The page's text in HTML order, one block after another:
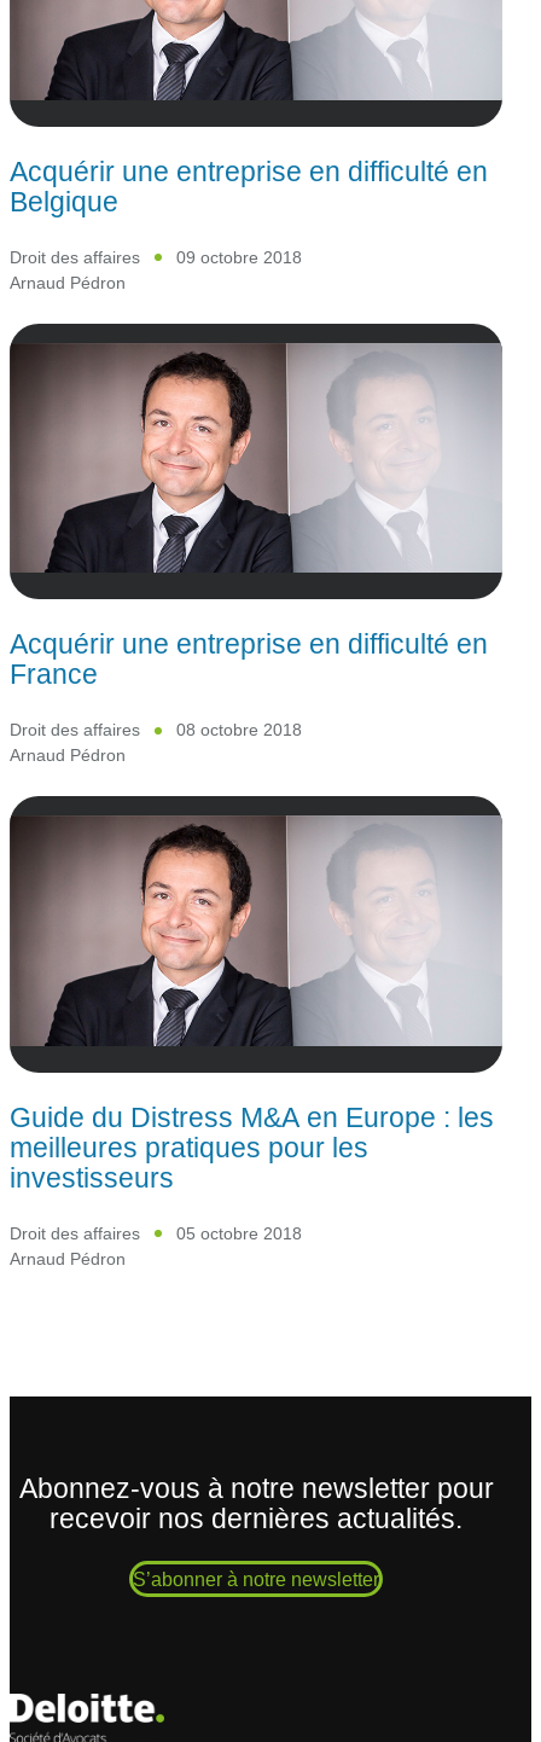
Acquérir une entreprise en difficulté en
Belgique
Droit des affaires
09 octobre 2018
Arnaud Pédron
Acquérir une entreprise en difficulté en
France
Droit des affaires
08 octobre 2018
Arnaud Pédron
Guide du Distress M&A en Europe : les
meilleures pratiques pour les
investisseurs
Droit des affaires
05 octobre 2018
Arnaud Pédron
Abonnez-vous à notre newsletter pour
recevoir nos dernières actualités.
S’abonner à notre newsletter